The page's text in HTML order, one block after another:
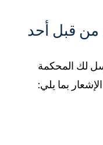
قبل أحد
المحكمة
بما يلي: